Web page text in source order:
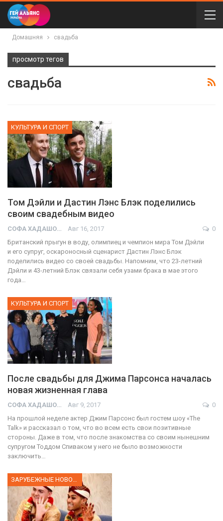
Домашняя свадьба
просмотр тегов
свадьба
КУЛЬТУРА И СПОРТ
Том Дэйли и Дастин Лэнс Блэк поделились
своим свадебным видео
СОФА ХАДАШОТ Авг 16, 2017
0
Британский прыгун в воду, олимпиец и чемпион мира Том Дэйли
и его супруг, оскароносный сценарист Дастин Лэнс Блэк
поделились видео со своей свадьбы. Напомним, что 23-летний
Дэйли и 43-летний Блэк связали себя узами брака в мае этого
года…
КУЛЬТУРА И СПОРТ
После свадьбы для Джима Парсонса началась
новая жизненная глава
СОФА ХАДАШОТ Авг 9, 2017
0
На прошлой неделе актер Джим Парсонс был гостем шоу «The
Talk» и рассказал о том, что во всем есть свои позитивные
стороны. Даже в том, что после знакомства со своим нынешним
супругом Тоддом Спиваком у него не было возможности
заключить…
ЗАРУБЕЖНЫЕ НОВОСТИ